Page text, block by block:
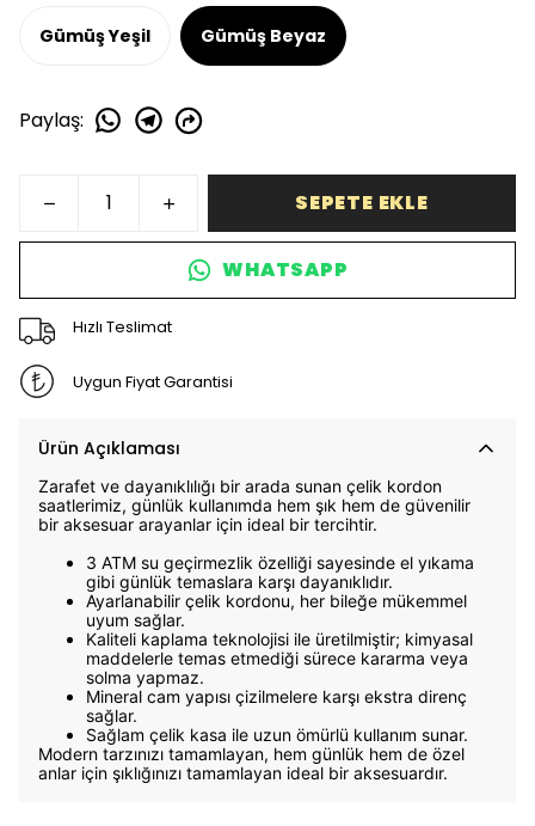
Gümüş Yeşil Gümüş Beyaz
Paylaş:
SEPETE EKLE
WHATSAPP
Hızlı Teslimat
Uygun Fiyat Garantisi
Ürün Açıklaması
Zarafet ve dayanıklılığı bir arada sunan çelik kordon
saatlerimiz, günlük kullanımda hem şık hem de güvenilir
bir aksesuar arayanlar için ideal bir tercihtir.
3 ATM su geçirmezlik özelliği sayesinde el yıkama
gibi günlük temaslara karşı dayanıklıdır.
Ayarlanabilir çelik kordonu, her bileğe mükemmel
uyum sağlar.
Kaliteli kaplama teknolojisi ile üretilmiştir; kimyasal
maddelerle temas etmediği sürece kararma veya
solma yapmaz.
Mineral cam yapısı çizilmelere karşı ekstra direnç
sağlar.
Sağlam çelik kasa ile uzun ömürlü kullanım sunar.
Modern tarzınızı tamamlayan, hem günlük hem de özel
anlar için şıklığınızı tamamlayan ideal bir aksesuardır.